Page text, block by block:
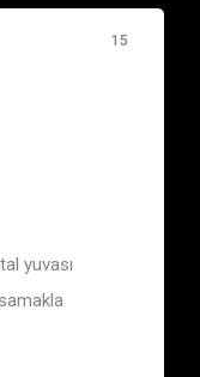
15
Yerler
yuvası